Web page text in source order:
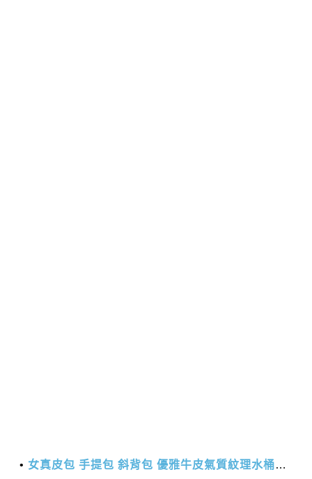
女真皮包 手提包 斜背包 優雅牛皮氣質紋理水桶包(2色)【XBO7950112】＊艾美時尚(現+預)